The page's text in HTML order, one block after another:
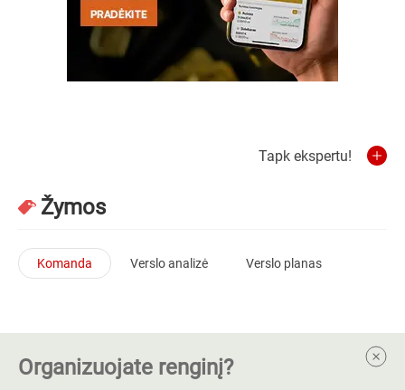
Tapk ekspertu!
Žymos
Komanda Verslo analizė Verslo planas
Organizuojate renginį?